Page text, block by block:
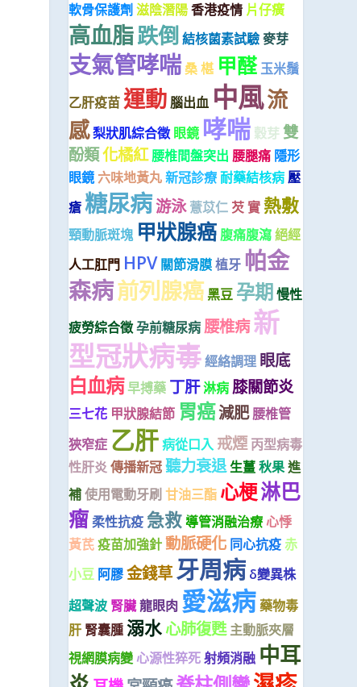
軟骨保護劑 滋陰潛陽香港疫情 片仔癀
高血脂跌倒結核菌素試驗麥芽
支氣管哮喘桑 椹 甲醛 玉米鬚
乙肝疫苗運動腦出血 中風流
感梨狀肌綜合徵 眼鏡 哮喘 穀芽 雙
酚類化橘紅腰椎間盤突出 腰腿痛 隱形
眼鏡 六味地黃丸新冠診療耐藥結核病壓
瘡糖尿病游泳 薏苡仁 芡 實熱敷
頸動脈斑塊 甲狀腺癌 腹痛腹瀉絕經
人工肛門 HPV 關節滑膜植牙 帕金
森病前列腺癌黑豆 孕期 慢性
疲勞綜合徵孕前糖尿病 腰椎病新
型冠狀病毒經絡調理 眼底
白血病早搏藥 丁肝淋病 膝關節炎
三七花 甲狀腺結節 胃癌減肥 腰椎管
狹窄症 乙肝病從口入 戒煙 丙型病毒
性肝炎 傳播新冠聽力衰退生薑秋果進
補使用電動牙刷 甘油三酯 心梗淋巴
瘤 柔性抗疫 急救導管消融治療心悸
黃芪疫苗加強針動脈硬化 同心抗疫赤
小豆 阿膠金錢草牙周病 δ變異株
超聲波 腎臟龍眼肉 愛滋病 藥物毒
肝 腎囊腫溺水心肺復甦 主動脈夾層
視網膜病變 心源性猝死射頻消融 中耳